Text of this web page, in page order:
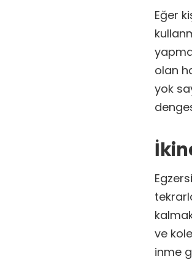
Eğer
olan
yok
ve
inme